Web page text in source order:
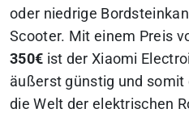
oder niedrige
Scooter. Mit einem Preis
350€ ist der Xiaomi
äußerst günstig und
die Welt der elektrischen